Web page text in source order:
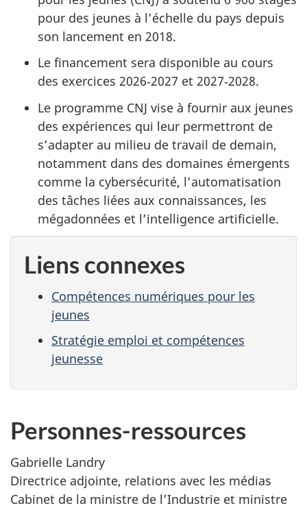
pour des jeunes à l’échelle du pays depuis
son lancement en 2018.
Le financement sera disponible au cours
des exercices 2026‑2027 et 2027‑2028.
Le programme CNJ vise à fournir aux jeunes
des expériences qui leur permettront de
s’adapter au milieu de travail de demain,
notamment dans des domaines émergents
comme la cybersécurité, l’automatisation
des tâches liées aux connaissances, les
mégadonnées et l’intelligence artificielle.
Liens connexes
Compétences numériques pour les
jeunes
Stratégie emploi et compétences
jeunesse
Personnes-ressources
Gabrielle Landry
Directrice adjointe, relations avec les médias
Cabinet de la ministre de l’Industrie et ministre